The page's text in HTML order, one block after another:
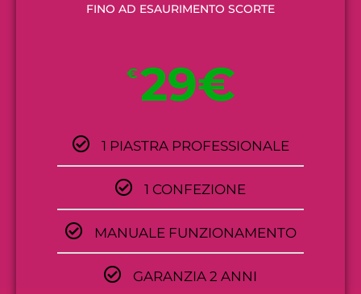
FINO AD ESAURIMENTO SCORTE
€29€
1 PIASTRA PROFESSIONALE
1 CONFEZIONE
MANUALE FUNZIONAMENTO
GARANZIA 2 ANNI